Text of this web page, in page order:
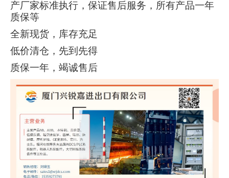
产厂家标准执行，保证售后服务，所有产品一年
质保等
全新现货，库存充足
低价清仓，先到先得
质保一年，竭诚售后